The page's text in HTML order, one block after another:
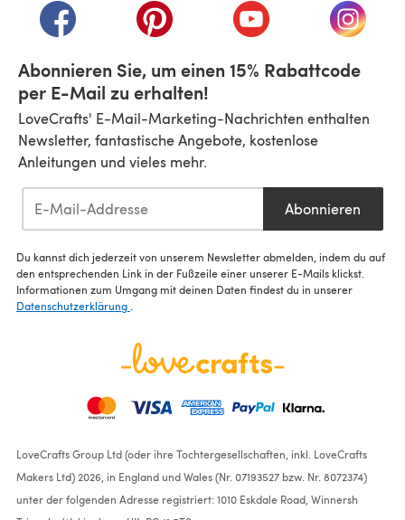
(öffnet sich in einem neuen Tab)
(öffnet sich in einem neuen Tab)
(öffnet sich in einem
(öffnet
Abonnieren Sie, um einen 15% Rabattcode
per E-Mail zu erhalten!
LoveCrafts' E-Mail-Marketing-Nachrichten enthalten
Newsletter, fantastische Angebote, kostenlose
Anleitungen und vieles mehr.
Abonnieren
Du kannst dich jederzeit von unserem Newsletter abmelden, indem du auf
den entsprechenden Link in der Fußzeile einer unserer E-Mails klickst.
Informationen zum Umgang mit deinen Daten findest du in unserer
Datenschutzerklärung
LoveCrafts Group Ltd (oder ihre Tochtergesellschaften, inkl. LoveCrafts
Makers Ltd) 2026, in England und Wales (Nr. 07193527 bzw. Nr. 8072374)
unter der folgenden Adresse registriert: 1010 Eskdale Road, Winnersh